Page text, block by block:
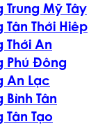
Trung Mỹ Tây
Tân Thới Hiêp
Thới An
Phú Đông
An Lạc
Bình Tân
Tân Tạo